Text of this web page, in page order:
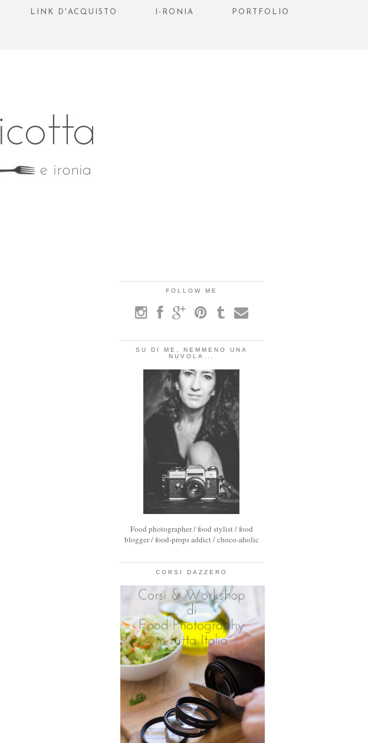
LINK D'ACQUISTO I-RONIA PORTFOLIO
FOLLOW ME
SU DI ME, NEMMENO UNA
NUVOLA...
Food photographer / food stylist / food
blogger / food-props addict / choco-aholic
CORSI DAZZERO